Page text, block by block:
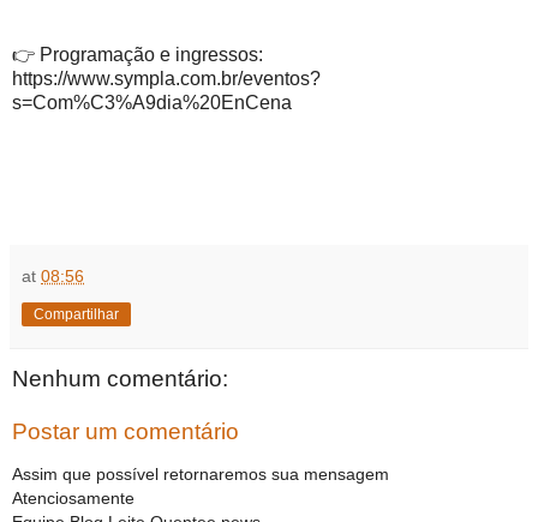
👉 Programação e ingressos:
https://www.sympla.com.br/eventos?
s=Com%C3%A9dia%20EnCena
at 08:56
Compartilhar
Nenhum comentário:
Postar um comentário
Assim que possível retornaremos sua mensagem
Atenciosamente